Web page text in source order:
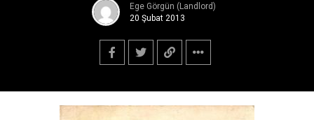
Ege Görgün (Landlord)
20 Şubat 2013